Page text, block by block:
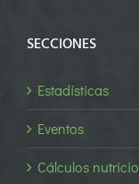
SECCIONES
Estadísticas
Eventos
Cálculos